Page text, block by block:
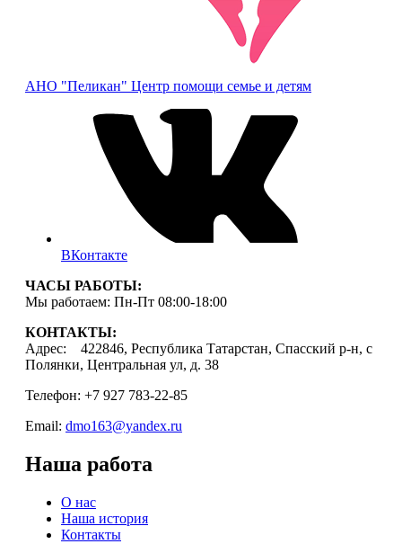
АНО "Пеликан" Центр помощи семье и детям
ВКонтакте
ЧАСЫ РАБОТЫ:
Мы работаем: Пн-Пт 08:00-18:00
КОНТАКТЫ:
Адрес: 422846, Республика Татарстан, Спасский р-н, с
Полянки, Центральная ул, д. 38
Телефон: +7 927 783-22-85
Email: dmo163@yandex.ru
Наша работа
О нас
Наша история
Контакты